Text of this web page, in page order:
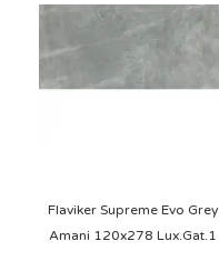
Flaviker Supreme Evo Grey
Amani 120x278 Lux.Gat.1